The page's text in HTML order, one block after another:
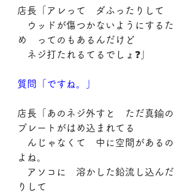
店長「アレって　ダふったりして
ウッドが傷つかないようにするた
め　ってのもあるんだけど
ネジ打たれるてるでしょ❓」
質問「ですね。」
店長「あのネジ外すと　ただ真鍮の
プレートがはめ込まれてる
んじゃなくて　中に空間があるの
よね。
アソコに　溶かした鉛流し込んだ
りして